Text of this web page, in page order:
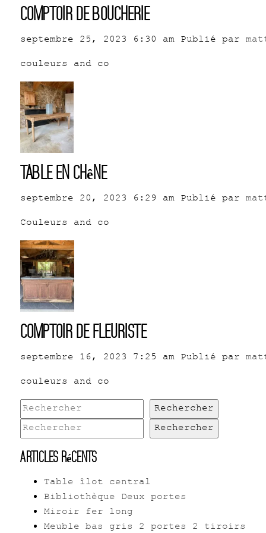
Comptoir de boucherie
septembre 25, 2023 6:30 am Publié par
couleurs and co
Table en chêne
septembre 20, 2023 6:29 am Publié par
Couleurs and co
Comptoir de fleuriste
septembre 16, 2023 7:25 am Publié par
couleurs and co
Rechercher
Rechercher
Articles récents
Table îlot central
Bibliothèque Deux portes
Miroir fer long
Meuble bas gris 2 portes 2 tiroirs